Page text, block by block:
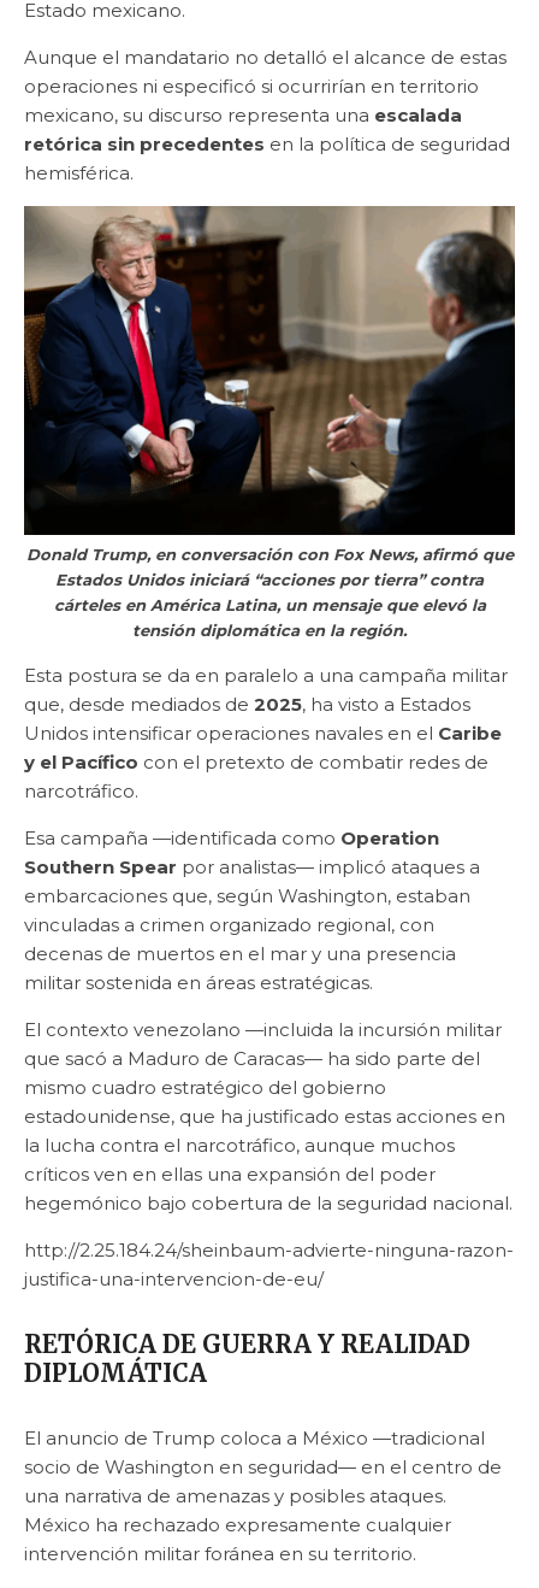
Estado mexicano.
Aunque el mandatario no detalló el alcance de estas
operaciones ni especificó si ocurrirían en territorio
mexicano, su discurso representa una escalada
retórica sin precedentes en la política de seguridad
hemisférica.
Donald Trump, en conversación con Fox News, afirmó que
Estados Unidos iniciará “acciones por tierra” contra
cárteles en América Latina, un mensaje que elevó la
tensión diplomática en la región.
Esta postura se da en paralelo a una campaña militar
que, desde mediados de 2025, ha visto a Estados
Unidos intensificar operaciones navales en el Caribe
y el Pacífico con el pretexto de combatir redes de
narcotráfico.
Esa campaña —identificada como Operation
Southern Spear por analistas— implicó ataques a
embarcaciones que, según Washington, estaban
vinculadas a crimen organizado regional, con
decenas de muertos en el mar y una presencia
militar sostenida en áreas estratégicas.
El contexto venezolano —incluida la incursión militar
que sacó a Maduro de Caracas— ha sido parte del
mismo cuadro estratégico del gobierno
estadounidense, que ha justificado estas acciones en
la lucha contra el narcotráfico, aunque muchos
críticos ven en ellas una expansión del poder
hegemónico bajo cobertura de la seguridad nacional.
http://2.25.184.24/sheinbaum-advierte-ninguna-razon-
justifica-una-intervencion-de-eu/
RETÓRICA DE GUERRA Y REALIDAD
DIPLOMÁTICA
El anuncio de Trump coloca a México —tradicional
socio de Washington en seguridad— en el centro de
una narrativa de amenazas y posibles ataques.
México ha rechazado expresamente cualquier
intervención militar foránea en su territorio.